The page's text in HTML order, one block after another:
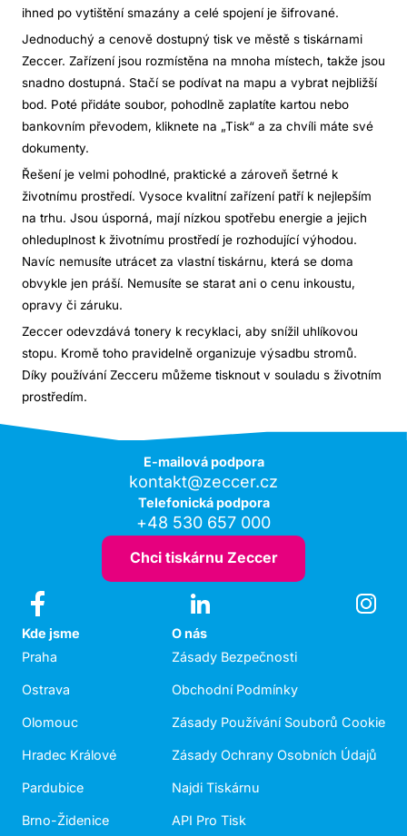
ihned po vytištění smazány a celé spojení je šifrované.
Jednoduchý a cenově dostupný tisk ve městě s tiskárnami
Zeccer. Zařízení jsou rozmístěna na mnoha místech, takže jsou
snadno dostupná. Stačí se podívat na mapu a vybrat nejbližší
bod. Poté přidáte soubor, pohodlně zaplatíte kartou nebo
bankovním převodem, kliknete na „Tisk“ a za chvíli máte své
dokumenty.
Řešení je velmi pohodlné, praktické a zároveň šetrné k
životnímu prostředí. Vysoce kvalitní zařízení patří k nejlepším
na trhu. Jsou úsporná, mají nízkou spotřebu energie a jejich
ohleduplnost k životnímu prostředí je rozhodující výhodou.
Navíc nemusíte utrácet za vlastní tiskárnu, která se doma
obvykle jen práší. Nemusíte se starat ani o cenu inkoustu,
opravy či záruku.
Zeccer odevzdává tonery k recyklaci, aby snížil uhlíkovou
stopu. Kromě toho pravidelně organizuje výsadbu stromů.
Díky používání Zecceru můžeme tisknout v souladu s životním
prostředím.
E-mailová podpora
kontakt@zeccer.cz
Telefonická podpora
+48 530 657 000
Chci tiskárnu Zeccer
Kde jsme
Praha
Ostrava
Olomouc
Hradec Králové
Pardubice
Brno-Židenice
O nás
Zásady Bezpečnosti
Obchodní Podmínky
Zásady Používání Souborů Cookie
Zásady Ochrany Osobních Údajů
Najdi Tiskárnu
API Pro Tisk